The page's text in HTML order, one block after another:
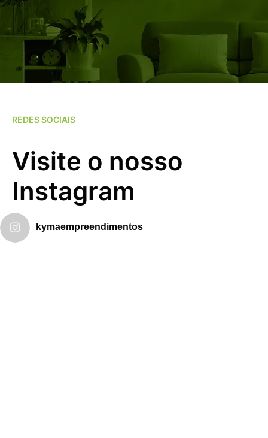
REDES SOCIAIS
Visite o nosso
Instagram
kymaempreendimentos